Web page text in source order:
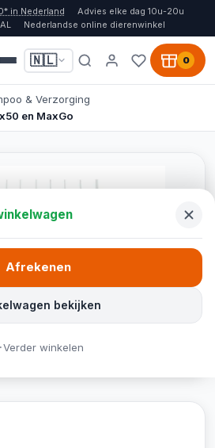
in Nederland
Advies elke dag 10u-20u
Nederlandse online dierenwinkel
🇳🇱 0
& Verzorging
en MaxGo
bekijken
Afrekenen
Verder winkelen